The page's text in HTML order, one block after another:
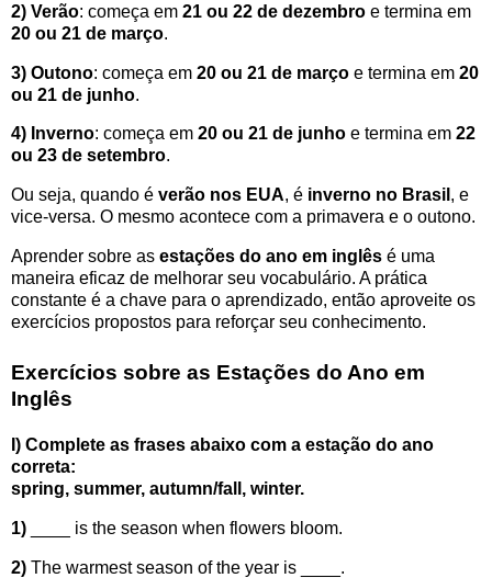
2) Verão: começa em 21 ou 22 de dezembro e termina em
20 ou 21 de março.
3) Outono: começa em 20 ou 21 de março e termina em 20
ou 21 de junho.
4) Inverno: começa em 20 ou 21 de junho e termina em 22
ou 23 de setembro.
Ou seja, quando é verão nos EUA, é inverno no Brasil , e
vice-versa. O mesmo acontece com a primavera e o outono.
Aprender sobre as estações do ano em inglês é uma
maneira eficaz de melhorar seu vocabulário. A prática
constante é a chave para o aprendizado, então aproveite os
exercícios propostos para reforçar seu conhecimento.
Exercícios sobre as Estações do Ano em
Inglês
I) Complete as frases abaixo com a estação do ano
correta:
spring, summer, autumn/fall, winter.
1) ____ is the season when flowers bloom.
2) The warmest season of the year is ____.